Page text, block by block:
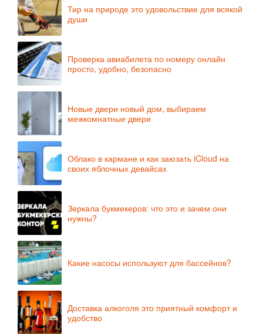
Тир на природе это удовольствие для всякой
души
Проверка авиабилета по номеру онлайн
просто, удобно, безопасно
Новые двери новый дом, выбираем
межкомнатные двери
Облако в кармане и как заюзать iCloud на
своих яблочных девайсах
Зеркала букмекеров: что это и зачем они
нужны?
Какие насосы используют для бассейнов?
Доставка алкоголя это приятный комфорт и
удобство